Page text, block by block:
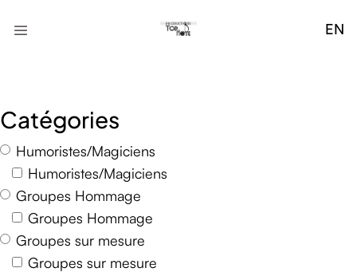
EN
Catégories
Humoristes/Magiciens
Humoristes/Magiciens
Groupes Hommage
Groupes Hommage
Groupes sur mesure
Groupes sur mesure